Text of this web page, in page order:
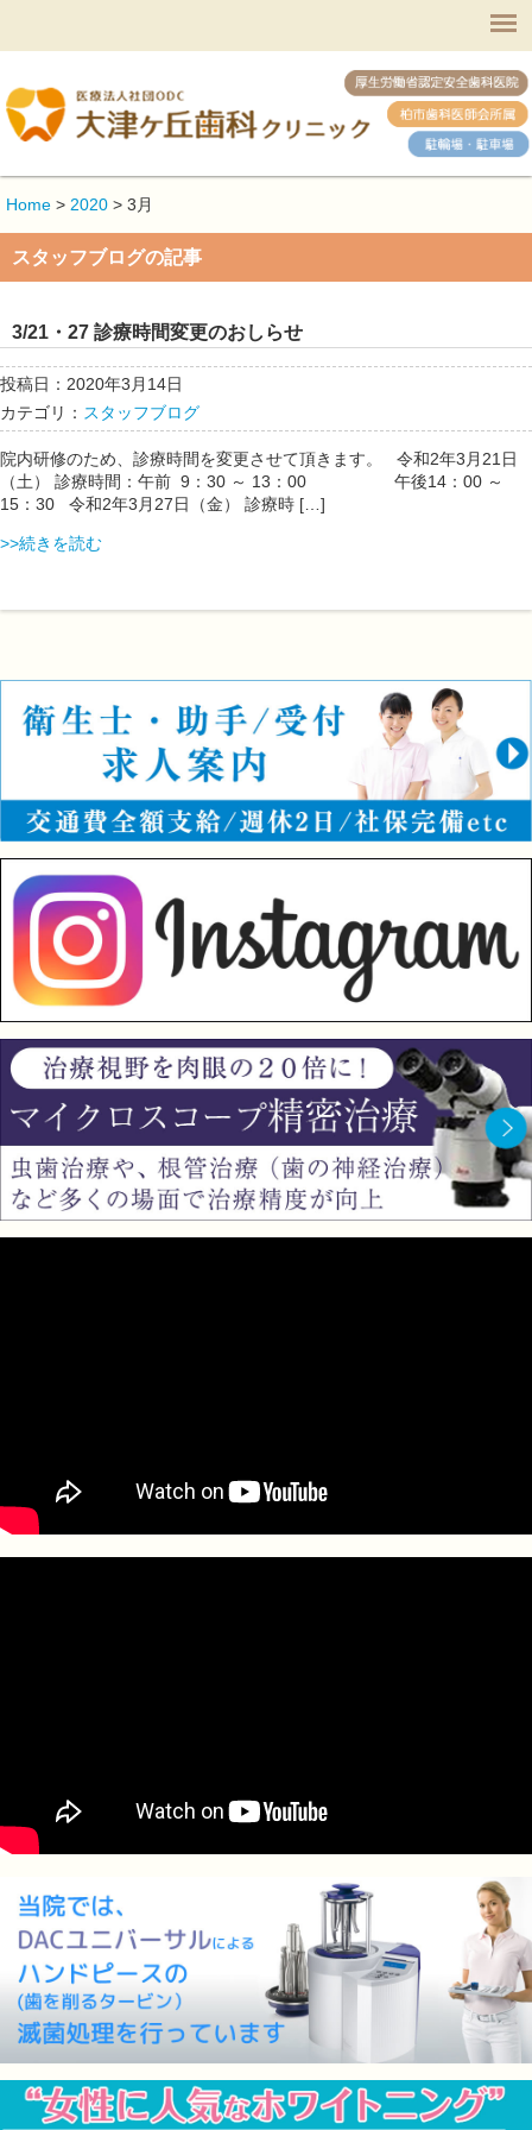
Home > 2020 > 3月
スタッフブログの記事
3/21・27 診療時間変更のおしらせ
投稿日：2020年3月14日
カテゴリ： スタッフブログ
院内研修のため、診療時間を変更させて頂きます。 令和2年3月21日
（土） 診療時間：午前 9：30 ～ 13：00 午後14：00 ～
15：30 令和2年3月27日（金） 診療時 […]
>>続きを読む